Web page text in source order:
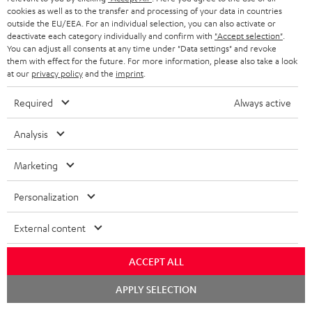
KOPFHÖRER
BLUETOOTH-KOPFHÖRER
STEREOANLAGEN
LAUTSPRECHER
ULTIMA-SERIE
IN-EAR-KOPFHÖRER
FANSHOP
NEUHEITEN
BLOG
NEWSLETTER
STORES
DEINE VORTEILE BEI TEUFEL
TEUFEL STORY
UNSER MANAGEMENT
NACHHALTIGKEIT
UNSERE WERTE
NIEDERLANDE
BELGIEN
POLEN
SPANIEN
USA
Fotos abgebildete Zubehör ist nicht im Lieferumfang enthalten. Etwaige
©2026 Lautsprecher Teufel GmbH - All rights reserved.
Impressum AGB Datenschutz Daten-Einstellungen
EU Data Act
cookies as well as to the transfer and processing of your data in countries
outside the EU/EEA. For an individual selection, you can also activate or
deactivate each category individually and confirm with "Accept selection"
You can adjust all consents at any time under "Data settings" and revoke
them with effect for the future. For more information, please also take a look
at our privacy policyand the imprint
Required Always active
Analysis
Marketing
Personalization
External content
ACCEPT ALL
APPLY SELECTION